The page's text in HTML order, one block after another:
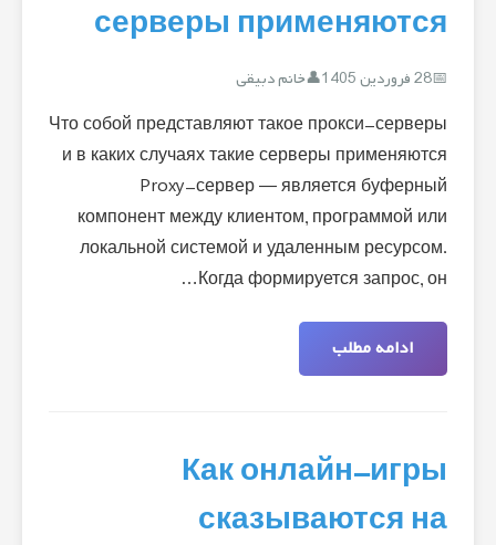
серверы применяются
28 فروردین 1405 خانم دبیقی
Что собой представляют такое прокси-серверы
и в каких случаях такие серверы применяются
Proxy-сервер — является буферный
компонент между клиентом, программой или
локальной системой и удаленным ресурсом.
Когда формируется запрос, он…
ادامه مطلب
Как онлайн-игры
сказываются на